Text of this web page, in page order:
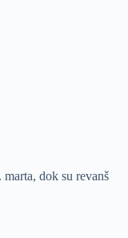
dok su revanš